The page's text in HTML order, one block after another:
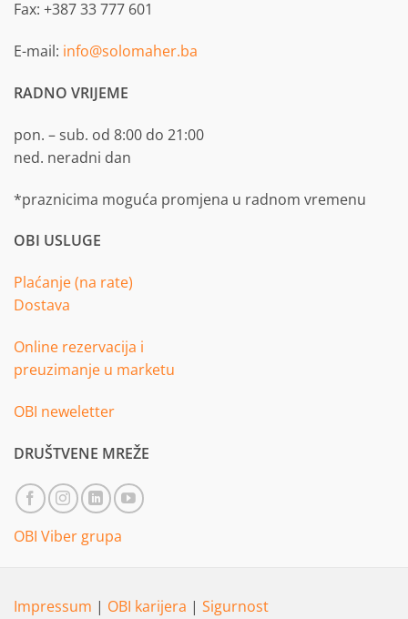
Fax: +387 33 777 601
E-mail: info@solomaher.ba
RADNO VRIJEME
pon. – sub. od 8:00 do 21:00
ned. neradni dan
*praznicima moguća promjena u radnom vremenu
OBI USLUGE
Plaćanje (na rate)
Dostava
Online rezervacija i
preuzimanje u marketu
OBI neweletter
DRUŠTVENE MREŽE
OBI Viber grupa
Impressum | OBI karijera | Sigurnost